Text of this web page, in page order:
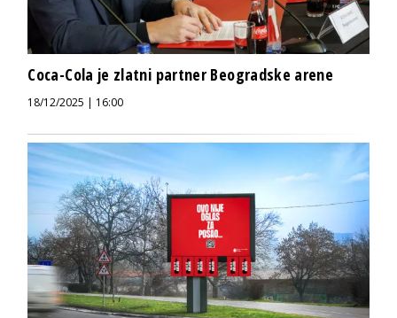
Coca-Cola je zlatni partner Beogradske arene
18/12/2025 | 16:00